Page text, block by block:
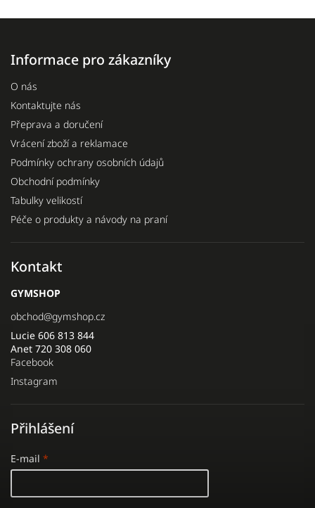
Informace pro zákazníky
O nás
Kontaktujte nás
Přeprava a doručení
Vrácení zboží a reklamace
Podmínky ochrany osobních údajů
Obchodní podmínky
Tabulky velikostí
Péče o produkty a návody na praní
Kontakt
GYMSHOP
obchod@gymshop.cz
Lucie 606 813 844
Anet 720 308 060
Facebook
Instagram
Přihlášení
E-mail